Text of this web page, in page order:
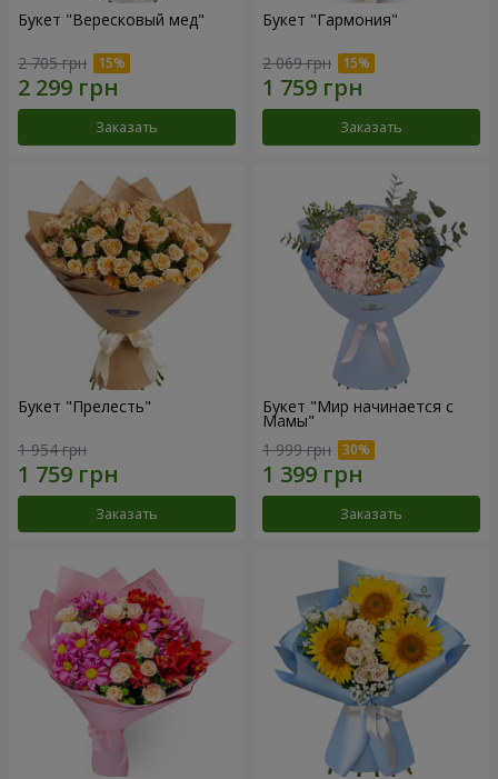
Букет "Вересковый мед"
2 705 грн
Заказать
Букет "Гармония"
2 069 грн
Заказать
Букет "Прелесть"
1 954 грн
Заказать
Букет "Мир начинается с
Мамы"
1 999 грн
Заказать